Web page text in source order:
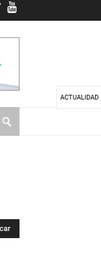
ACTUALIDAD